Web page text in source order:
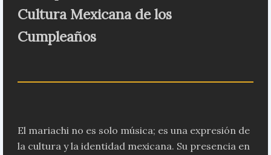
Cultura Mexicana de los
Cumpleaños
El mariachi no es solo música; es una expresión de
la cultura y la identidad mexicana. Su presencia en